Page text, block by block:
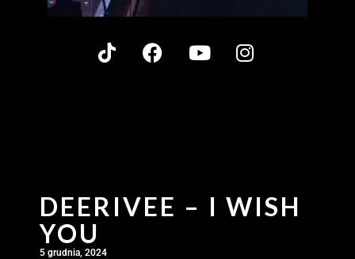
DEERIVEE – I WISH
YOU
5 grudnia, 2024